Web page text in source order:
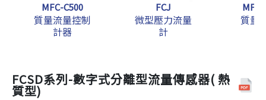
MFC-C500
質量流量控制
計器
FCJ
微型壓力流量
計
質量
FCSD系列-數字式分離型流量傳感器( 熱
質型)